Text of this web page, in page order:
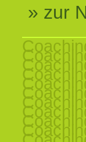
» zur